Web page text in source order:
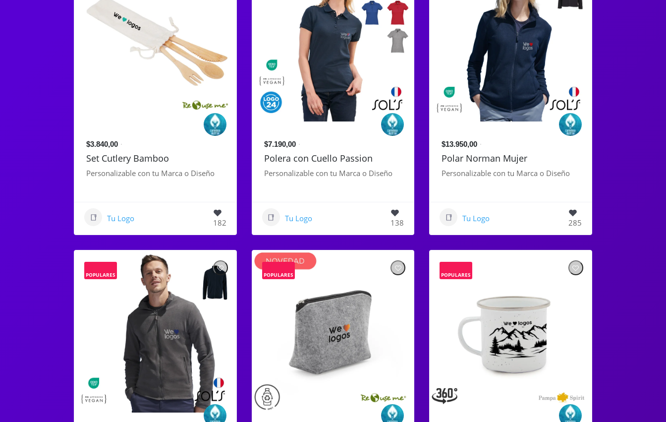
$3.840,00
Set Cutlery Bamboo
Personalizable con tu Marca o Diseño
Tu Logo 182
$7.190,00
Polera con Cuello Passion
Personalizable con tu Marca o Diseño
Tu Logo 138
$13.950,00
Polar Norman Mujer
Personalizable con tu Marca o Diseño
Tu Logo 285
POPULARES POPULARES POPULARES